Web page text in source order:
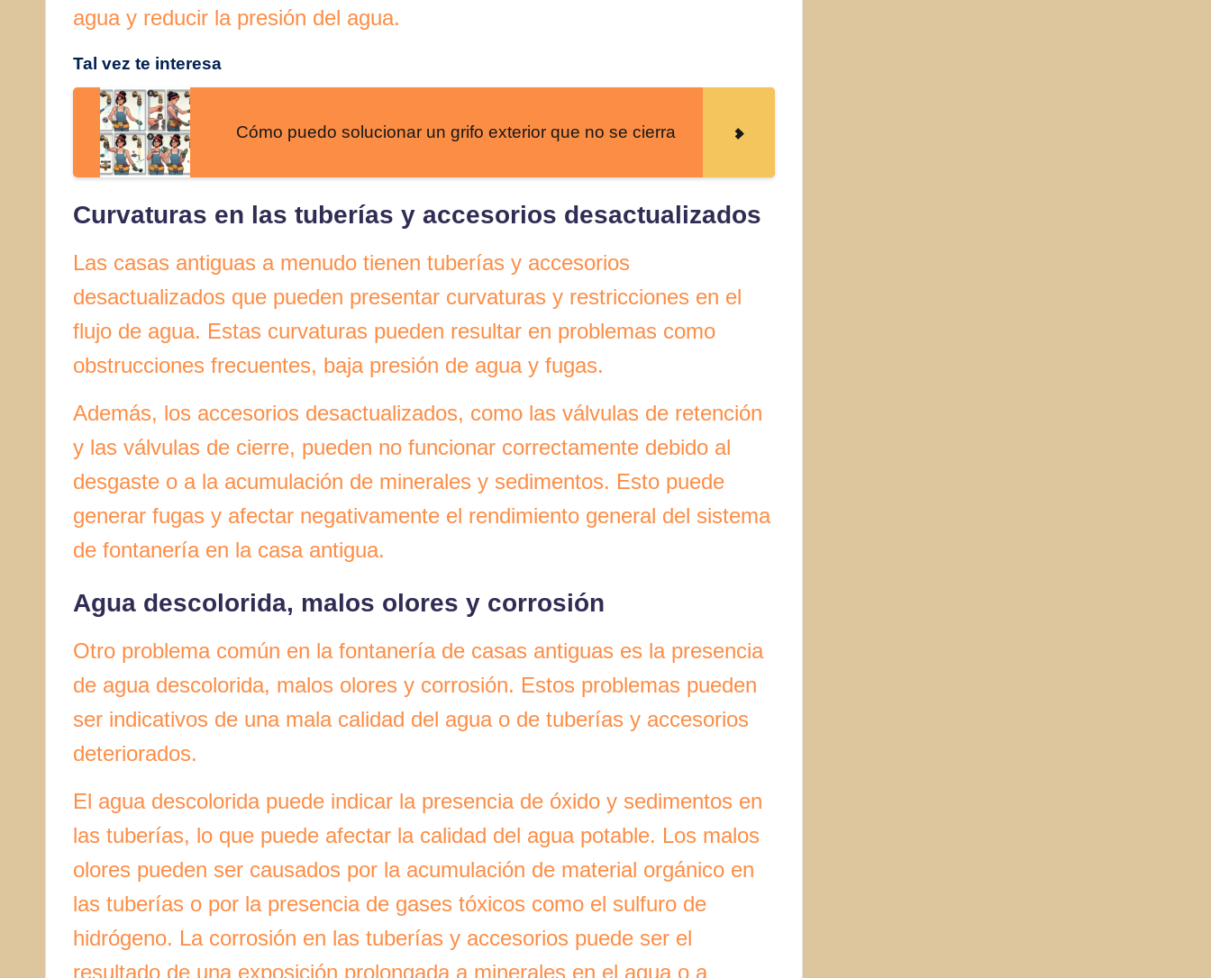
agua y reducir la presión del agua.
Tal vez te interesa
Cómo puedo solucionar un grifo exterior que no se cierra
Curvaturas en las tuberías y accesorios desactualizados
Las casas antiguas a menudo tienen tuberías y accesorios
desactualizados que pueden presentar curvaturas y restricciones en el
flujo de agua. Estas curvaturas pueden resultar en problemas como
obstrucciones frecuentes, baja presión de agua y fugas.
Además, los accesorios desactualizados, como las válvulas de retención
y las válvulas de cierre, pueden no funcionar correctamente debido al
desgaste o a la acumulación de minerales y sedimentos. Esto puede
generar fugas y afectar negativamente el rendimiento general del sistema
de fontanería en la casa antigua.
Agua descolorida, malos olores y corrosión
Otro problema común en la fontanería de casas antiguas es la presencia
de agua descolorida, malos olores y corrosión. Estos problemas pueden
ser indicativos de una mala calidad del agua o de tuberías y accesorios
deteriorados.
El agua descolorida puede indicar la presencia de óxido y sedimentos en
las tuberías, lo que puede afectar la calidad del agua potable. Los malos
olores pueden ser causados por la acumulación de material orgánico en
las tuberías o por la presencia de gases tóxicos como el sulfuro de
hidrógeno. La corrosión en las tuberías y accesorios puede ser el
resultado de una exposición prolongada a minerales en el agua o a